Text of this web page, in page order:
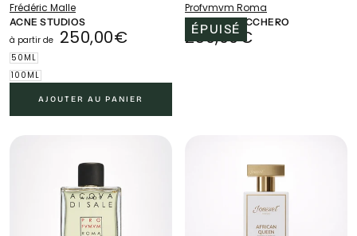
Frédéric Malle
ACNE STUDIOS
250,00€
à partir de PRIX
250,00€
50ML
100ML
AJOUTER AU PANIER
Profvmvm Roma
ACQUA E ZUCCHERO
ÉPUISÉ
250,00€
PRIX
250,00€